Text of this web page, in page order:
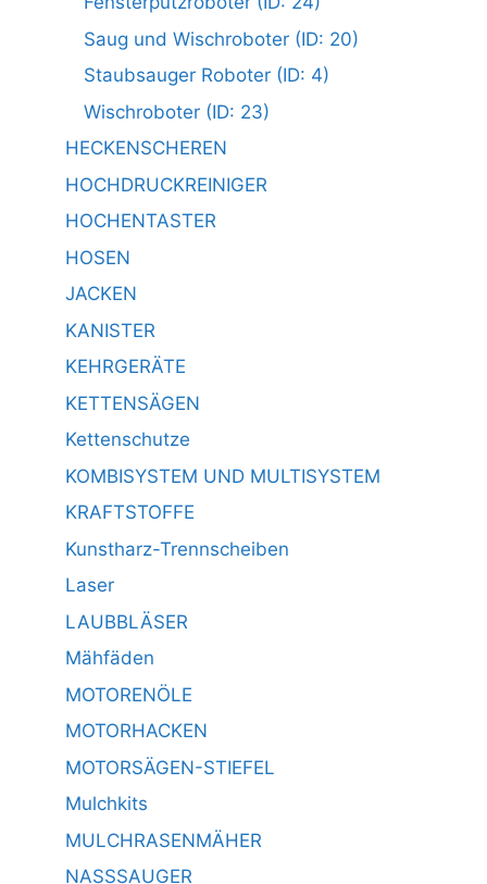
Saug und Wischroboter (ID: 20)
Staubsauger Roboter (ID: 4)
Wischroboter (ID: 23)
HECKENSCHEREN
HOCHDRUCKREINIGER
HOCHENTASTER
HOSEN
JACKEN
KANISTER
KEHRGERÄTE
KETTENSÄGEN
Kettenschutze
KOMBISYSTEM UND MULTISYSTEM
KRAFTSTOFFE
Kunstharz-Trennscheiben
Laser
LAUBBLÄSER
Mähfäden
MOTORENÖLE
MOTORHACKEN
MOTORSÄGEN-STIEFEL
Mulchkits
MULCHRASENMÄHER
NASSSAUGER